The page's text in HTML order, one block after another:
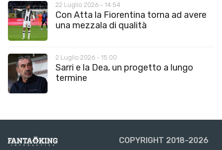
22 Luglio 2026 - 14:54
Con Atta la Fiorentina torna ad avere
una mezzala di qualità
2 Luglio 2026 - 15:00
Sarri e la Dea, un progetto a lungo
termine
COPYRIGHT 2018-2026